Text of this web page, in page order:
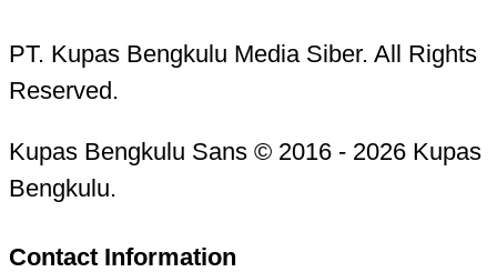
PT. Kupas Bengkulu Media Siber. All Rights
Reserved.
Kupas Bengkulu Sans © 2016 - 2026 Kupas
Bengkulu.
Contact Information